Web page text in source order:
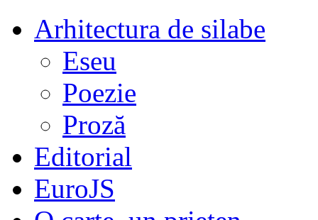
Arhitectura de silabe
Eseu
Poezie
Proză
Editorial
EuroJS